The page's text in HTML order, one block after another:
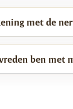
met de
ben met